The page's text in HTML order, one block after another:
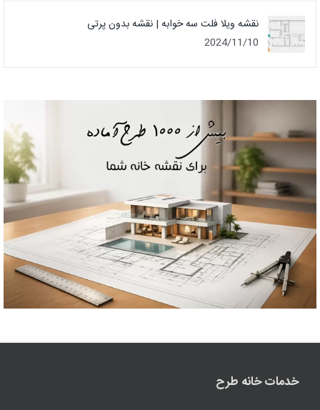
نقشه ویلا فلت سه خوابه | نقشه بدون پرتی
2024/11/10
خدمات خانه طرح